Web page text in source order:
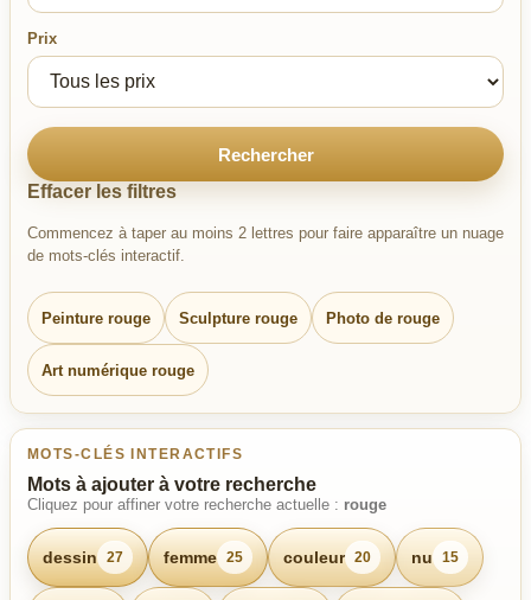
Prix
Rechercher
Effacer les filtres
Commencez à taper au moins 2 lettres pour faire apparaître un nuage
de mots-clés interactif.
Peinture rouge Sculpture rouge Photo de rouge
Art numérique rouge
MOTS-CLÉS INTERACTIFS
Mots à ajouter à votre recherche
Cliquez pour affiner votre recherche actuelle : rouge
dessin 27 femme 25 couleur 20 nu 15